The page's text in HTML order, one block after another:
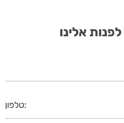
לפנות אלינו